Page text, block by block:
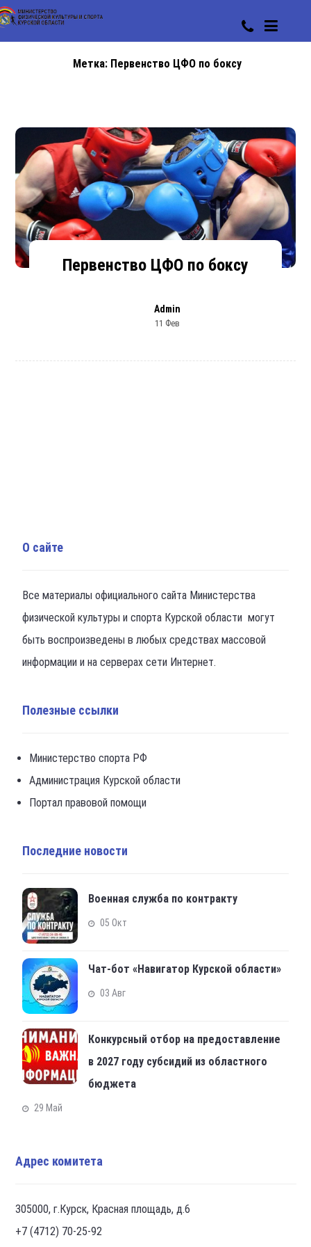
Метка: Первенство ЦФО по боксу
Первенство ЦФО по боксу
Admin
11 Фев
О сайте
Все материалы официального сайта Министерства
физической культуры и спорта Курской области могут
быть воспроизведены в любых средствах массовой
информации и на серверах сети Интернет.
Полезные ссылки
Министерство спорта РФ
Администрация Курской области
Портал правовой помощи
Последние новости
Военная служба по контракту
05 Окт
Чат-бот «Навигатор Курской области»
03 Авг
Конкурсный отбор на предоставление
в 2027 году субсидий из областного
бюджета
29 Май
Адрес комитета
305000, г.Курск, Красная площадь, д.6
+7 (4712) 70-25-92